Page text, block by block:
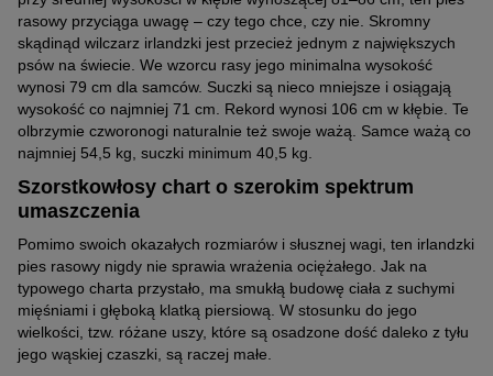
rasowy przyciąga uwagę – czy tego chce, czy nie. Skromny
skądinąd wilczarz irlandzki jest przecież jednym z największych
psów na świecie. We wzorcu rasy jego minimalna wysokość
wynosi 79 cm dla samców. Suczki są nieco mniejsze i osiągają
wysokość co najmniej 71 cm. Rekord wynosi 106 cm w kłębie. Te
olbrzymie czworonogi naturalnie też swoje ważą. Samce ważą co
najmniej 54,5 kg, suczki minimum 40,5 kg.
Szorstkowłosy chart o szerokim spektrum
umaszczenia
Pomimo swoich okazałych rozmiarów i słusznej wagi, ten irlandzki
pies rasowy nigdy nie sprawia wrażenia ociężałego. Jak na
typowego charta przystało, ma smukłą budowę ciała z suchymi
mięśniami i głęboką klatką piersiową. W stosunku do jego
wielkości, tzw. różane uszy, które są osadzone dość daleko z tyłu
jego wąskiej czaszki, są raczej małe.